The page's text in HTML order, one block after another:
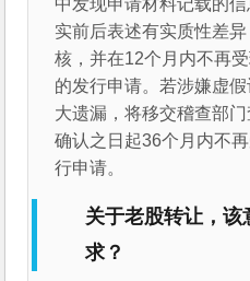
中发现申请材料记载的
实前后表述有实质性差
核，并在12个月内不再
的发行申请。若涉嫌虚
大遗漏，将移交稽查部
确认之日起36个月内不
行申请。
关于老股转让，
求？